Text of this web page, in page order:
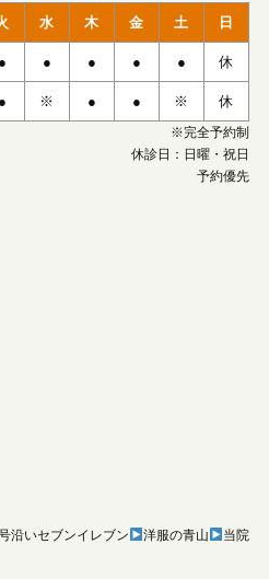
水 木 金 土 日
● ● ● ● ● 休
● ※ ● ● ※ 休
※完全予約制
休診日：日曜・祝日
予約優先
沿いセブンイレブン 洋服の青山 当院